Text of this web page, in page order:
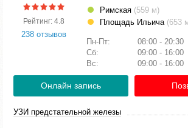
Рейтинг: 4.8
238 отзывов
Римская (559 м)
Площадь Ильича (653
Пн-Пт:
08:00 - 20:30
Сб:
09:00 - 16:00
Вс:
09:00 - 16:00
Онлайн запись
УЗИ предстательной железы